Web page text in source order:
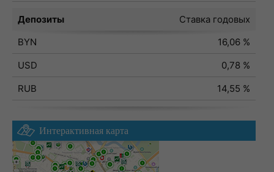
Депозиты
Ставка годовых
BYN
16,06 %
USD
0,78 %
RUB
14,55 %
Интерактивная карта